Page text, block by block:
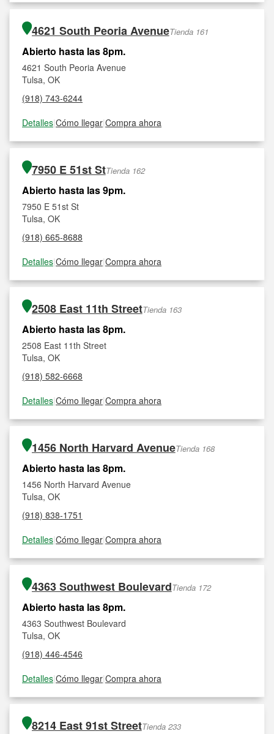
4621 South Peoria AvenueTienda 161
Abierto hasta las 8pm.
4621 South Peoria Avenue
Tulsa, OK
(918) 743-6244
Detalles|Cómo llegar|Compra ahora
7950 E 51st StTienda 162
Abierto hasta las 9pm.
7950 E 51st St
Tulsa, OK
(918) 665-8688
Detalles|Cómo llegar|Compra ahora
2508 East 11th StreetTienda 163
Abierto hasta las 8pm.
2508 East 11th Street
Tulsa, OK
(918) 582-6668
Detalles|Cómo llegar|Compra ahora
1456 North Harvard AvenueTienda 168
Abierto hasta las 8pm.
1456 North Harvard Avenue
Tulsa, OK
(918) 838-1751
Detalles|Cómo llegar|Compra ahora
4363 Southwest BoulevardTienda 172
Abierto hasta las 8pm.
4363 Southwest Boulevard
Tulsa, OK
(918) 446-4546
Detalles|Cómo llegar|Compra ahora
8214 East 91st StreetTienda 233